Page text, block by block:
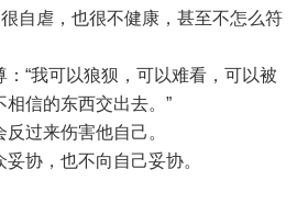
自虐，也很不健康，甚至不怎么符
“我可以狼狈，可以难看，可以被
信的东西交出去。”
过来伤害他自己。
协，也不向自己妥协。